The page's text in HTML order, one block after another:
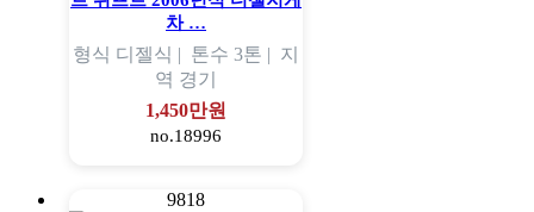
차 …
형식 디젤식 | 톤수 3톤 | 지
역 경기
1,450만원
no.18996
9818